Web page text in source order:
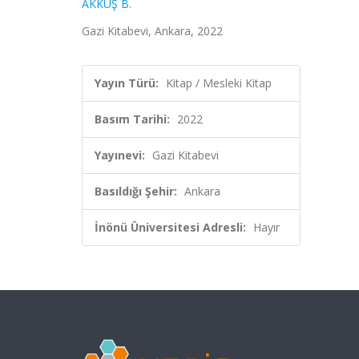
AKKUŞ B.
Gazi Kitabevi, Ankara, 2022
Yayın Türü: Kitap / Mesleki Kitap
Basım Tarihi: 2022
Yayınevi: Gazi Kitabevi
Basıldığı Şehir: Ankara
İnönü Üniversitesi Adresli: Hayır